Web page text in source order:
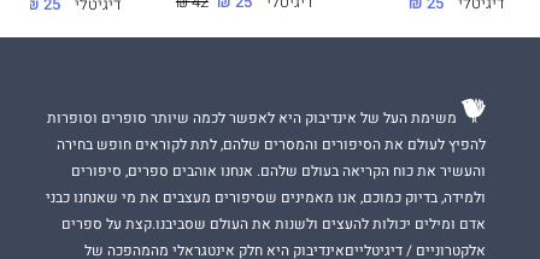
דיגיטלי 25 ₪
משימת העל של אינדיבוק היא לאפשר לכמה שיותר סופרים וסופרות
להפיץ לעולם את הסיפורים והמסרים שלהם, לתת לקוראים חופש בחירה
והעשיר את כוח הקריאה בעולם שלהם. אנחנו אוהבים ספרים, סיפורים
ולמידה, בדיוק כמוכם, אנו מאמינים שסיפורים מעצבים את מי שאנחנו כבני
אדם ומילים יכולות להעצים ולשנות את העולם שסביבנו.קצת על ספרים
אלקטרוניים / דיגיטלייםאינדיבוק היא חלק אינטגראלי מהמהפכה של